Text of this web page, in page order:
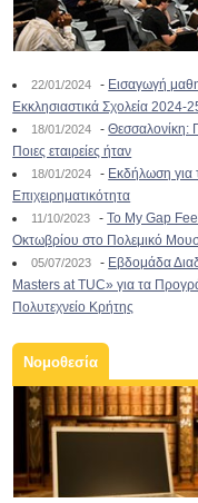
22/01/2024 - Εισαγωγή
Εκκλησιαστικά Σχολεία 2024-
18/01/2024 -Θεσσαλονίκη:
Ποιες εταιρείες ήταν
18/01/2024 - Εκδήλωση για
Επιχειρηματικότητα
11/10/2023 -To My Gap
Οκτωβρίου στο Πολεμικό
05/07/2023 - Εβδομάδα
Masters at TUC» για τα
Πολυτεχνείο Κρήτης
Νομοθεσία